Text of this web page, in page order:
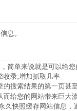
息。
简单来说就是可以给
收录,增加抓取几率
搜索结果的第一页甚
给您的网站带来巨大
久快照缓存网站信息